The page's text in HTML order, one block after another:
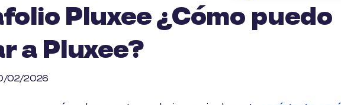
Pluxee ¿Cómo puedo
a Pluxee?
02/2026